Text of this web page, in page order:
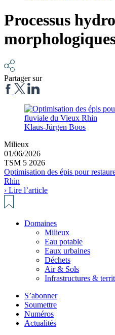
Processus
Partager sur
Klaus-Jürgen Boos
Milieux
01/06/2026
TSM 5 2026
Optimisation des épis pour
Rhin
› Lire l’article
Domaines
Milieux
Eau potable
Eaux urbaines
Déchets
Air & Sols
Infrastructures &
S’abonner
Soumettre
Numéros
Actualités